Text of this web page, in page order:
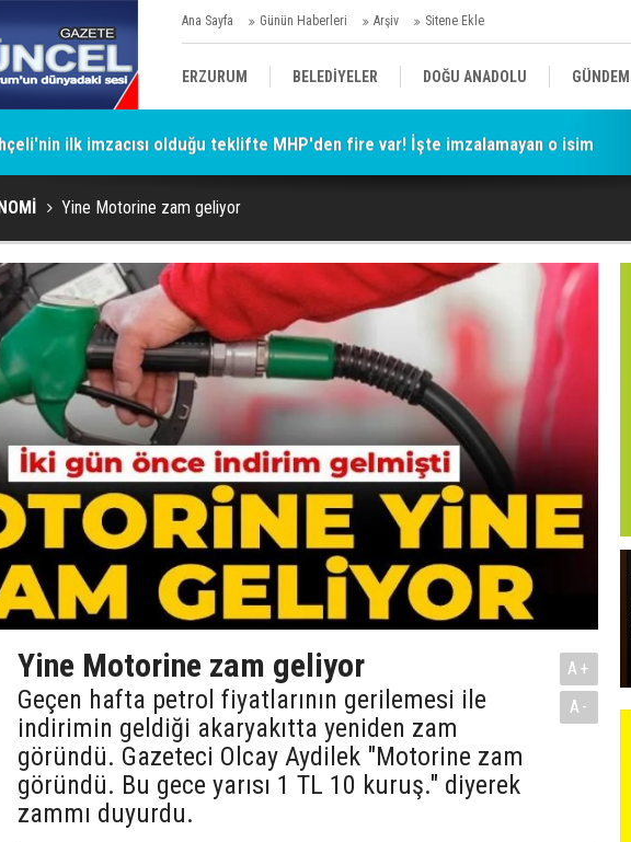
Ana Sayfa Günün Haberleri Arşiv Sitene Ekle
ERZURUM BELEDİYELER DOĞU ANADOLU GÜNDEM
SİYASET AFAD/ SAVAŞ SPOR
KÜLTÜR/SANAT//MAĞAZİN
ilk imzacısı olduğu teklifte MHP'den fire var! İşte imzalamayan o isim
Yine Motorine zam geliyor
Yine Motorine zam geliyor
Geçen hafta petrol fiyatlarının gerilemesi ile
indirimin geldiği akaryakıtta yeniden zam
göründü. Gazeteci Olcay Aydilek "Motorine zam
göründü. Bu gece yarısı 1 TL 10 kuruş." diyerek
zammı duyurdu.
A+
A-